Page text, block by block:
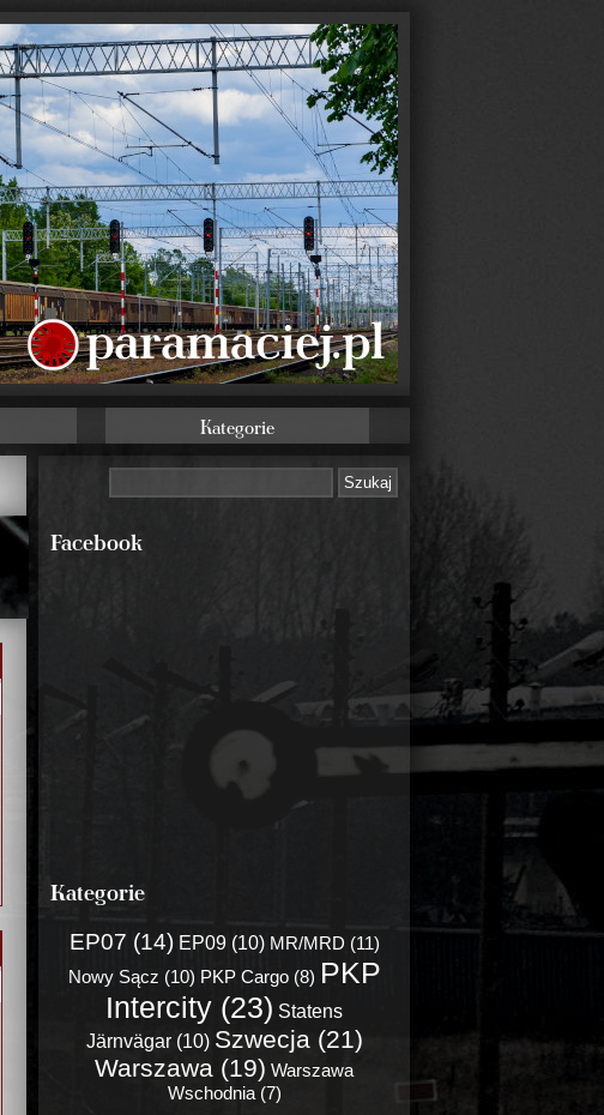
Kategorie
Facebook
Kategorie
EP07 (14) EP09 (10) MR/MRD (11)
Nowy Sącz (10) PKP Cargo (8) PKP
Intercity (23) Statens
Järnvägar (10) Szwecja (21)
Warszawa (19) Warszawa
Wschodnia (7)